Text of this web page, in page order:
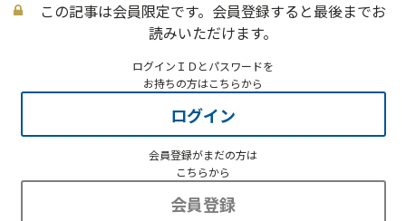
この記事は会員限定です。会員登録すると最後までお
読みいただけます。
ログインＩＤとパスワードを
お持ちの方はこちらから
ログイン
会員登録がまだの方は
こちらから
会員登録